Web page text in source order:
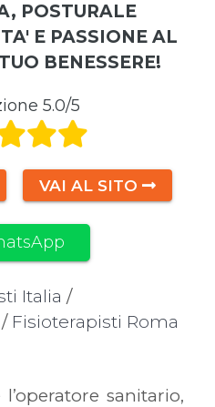
POSTURALE
E PASSIONE AL
BENESSERE!
5.0/5
VAI AL SITO
Italia /
/ Fisioterapisti Roma
l’operatore sanitario,